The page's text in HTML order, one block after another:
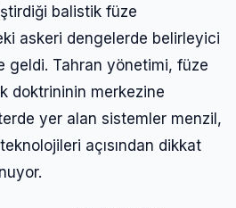
balistik füze
askeri dengelerde belirleyici
geldi. Tahran yönetimi, füze
doktrininin merkezine
yer alan sistemler menzil,
açısından dikkat